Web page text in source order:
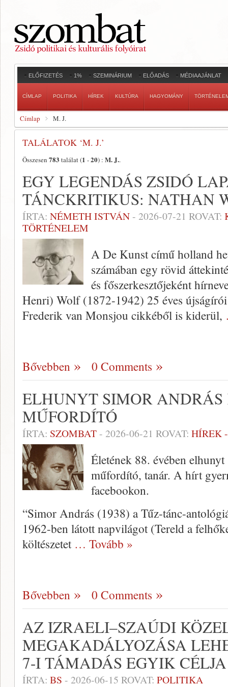
ELŐFIZETÉS 1% SZEMINÁRIUM ELŐADÁS MÉDIAAJÁNLAT
CÍMLAP POLITIKA HÍREK KULTÚRA HAGYOMÁNY
Címlap M. J.
TALÁLATOK ‘M. J.’
Összesen 783 találat (1 -20) : M. J..
EGY LEGENDÁS ZSIDÓ
TÁNCKRITIKUS: NATHAN
ÍRTA: NÉMETH ISTVÁN- 2026-07-21 ROVAT:
TÖRTÉNELEM
A De Kunst című holland
számában egy rövid
és főszerkesztőjeként
Henri) Wolf (1872-1942) 25 éves
Frederik van Monsjou cikkéből is kiderül,
Bővebben 0 Comments
ELHUNYT SIMOR ANDRÁS
MŰFORDÍTÓ
ÍRTA: SZOMBAT- 2026-06-21 ROVAT: HÍREK
Életének 88. évében
műfordító, tanár. A hírt
facebookon.
“Simor András (1938) a Tűz-tánc-
1962-ben látott napvilágot (Tereld a
költészetet … Tovább »
Bővebben 0 Comments
AZ IZRAELI–SZAÚDI
MEGAKADÁLYOZÁSA
7-I TÁMADÁS EGYIK CÉLJA
ÍRTA: BS - 2026-06-15 ROVAT: POLITIKA